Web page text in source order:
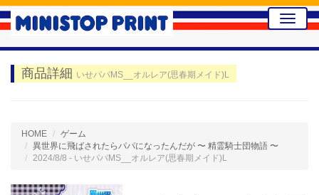
Toggle
商品詳細 いせパパMS__オルレア(思春期メイド)L
HOME
ゲーム
異世界に飛ばされたらパパになったんだが 〜 精霊騎士団物語 〜
2024/8/8 - いせパパMS__オルレア(思春期メイド)L